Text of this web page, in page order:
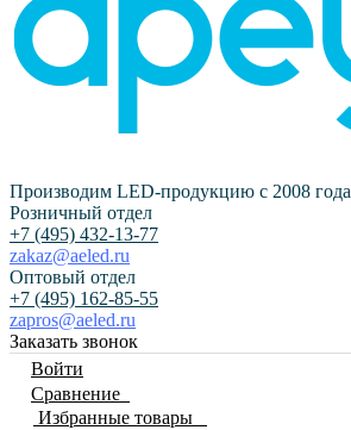
Производим LED-продукцию с 2008 года
Розничный отдел
+7 (495) 432-13-77
zakaz@aeled.ru
Оптовый отдел
+7 (495) 162-85-55
zapros@aeled.ru
Заказать звонок
Войти
Сравнение
Избранные товары